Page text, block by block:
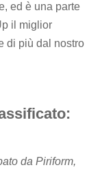
ed è una parte
il miglior
di più dal nostro
da Piriform,